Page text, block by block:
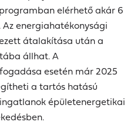
elérhető akár 6
energiahatékonysági
átalakítása után a
állhat. A
esetén már 2025
a tartós hatású
épületenergetikai